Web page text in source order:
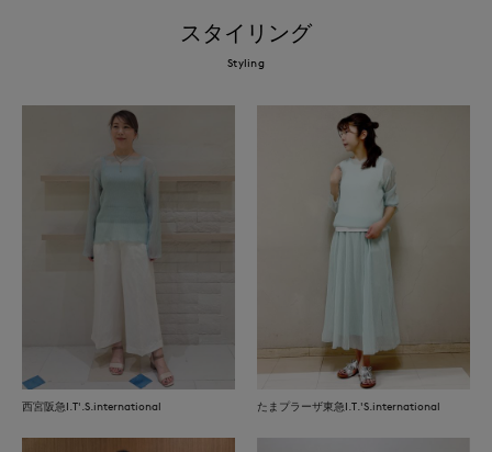
スタイリング
Styling
西宮阪急I.T'.S.international たまプラーザ東急I.T.'S.international